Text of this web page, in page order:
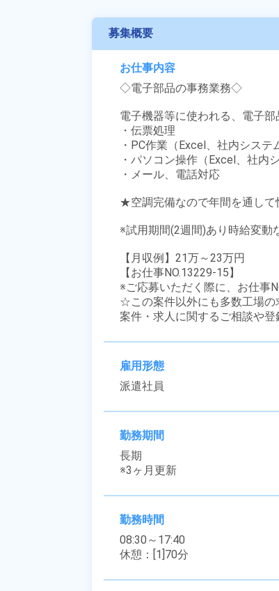
募集概要
お仕事内容
◇電子部品の事務業務◇
電子機器等に使われる、電子
・伝票処理
・PC作業（Excel、社内システ
・パソコン操作（Excel、社内
・メール、電話対応
★空調完備なので年間を通して
※試用期間(2週間)あり時給変動
【月収例】21万～23万円
【お仕事NO.13229-15】
※ご応募いただく際に、お仕事
☆この案件以外にも多数工場
案件・求人に関するご相談や
雇用形態
派遣社員
勤務期間
長期
※3ヶ月更新
勤務時間
08:30～17:40
休憩：[1]70分